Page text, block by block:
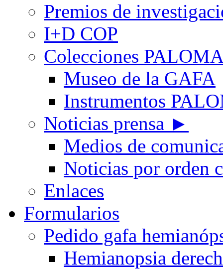
Premios de
I+D COP
Colecciones
Museo de la GAFA
Instrumentos
Noticias prensa ►
Medios de
Noticias por orden
Enlaces
Formularios
Pedido gafa
Hemianopsia